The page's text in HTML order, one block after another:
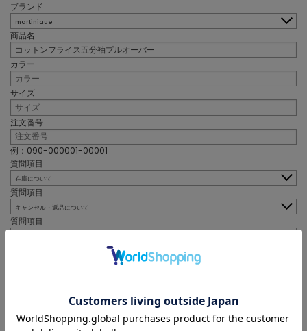
ブランド
商品名
カラー
サイズ
注文番号
例：090-000001-00001
質問項目
質問項目
質問項目